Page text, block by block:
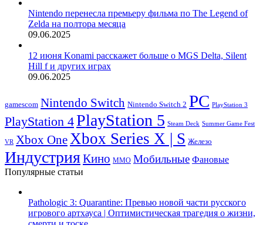
Nintendo перенесла премьеру фильма по The Legend of
Zelda на полтора месяца
09.06.2025
12 июня Konami расскажет больше о MGS Delta, Silent
Hill f и других играх
09.06.2025
gamescom Nintendo Switch Nintendo Switch 2 PC PlayStation 3
PlayStation 4PlayStation 5 Steam Deck Summer Game Fest
VR Xbox OneXbox Series X | S Железо
ИндустрияКино ММО Мобильные Фановые
Популярные статьи
Pathologic 3: Quarantine: Превью новой части русского
игрового артхауса | Оптимистическая трагедия о жизни,